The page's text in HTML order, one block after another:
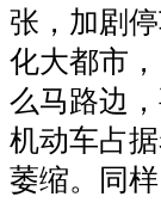
张，加剧
化大都市
么马路边
机动车占
萎缩。同